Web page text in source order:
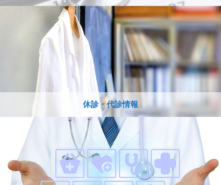
休診・代診情報